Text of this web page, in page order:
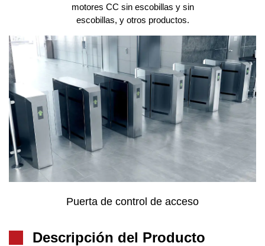
motores CC sin escobillas y sin
escobillas, y otros productos.
Central Fotovoltaica
Descripción del Producto